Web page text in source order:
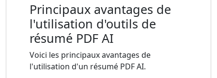
Principaux avantages de
l'utilisation d'outils de
résumé PDF AI
Voici les principaux avantages de
l'utilisation d'un résumé PDF AI.